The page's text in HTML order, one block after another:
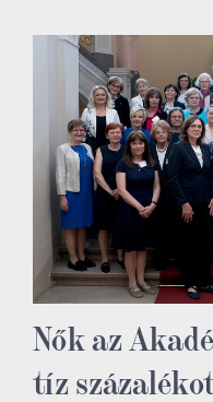
Nők az
tíz